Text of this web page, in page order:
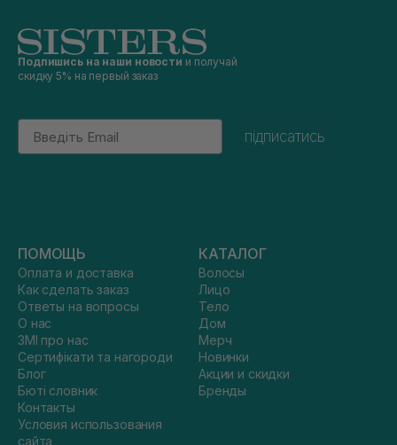
Подпишись на наши новости и получай
скидку 5% на первый заказ
Email
підписатись
ПОМОЩЬ
Оплата и доставка
Как сделать заказ
Ответы на вопросы
О нас
ЗМІ про нас
Сертифікати та нагороди
Блог
Бюті словник
Контакты
Условия использования
сайта
КАТАЛОГ
Волосы
Лицо
Тело
Дом
Мерч
Новинки
Акции и скидки
Бренды